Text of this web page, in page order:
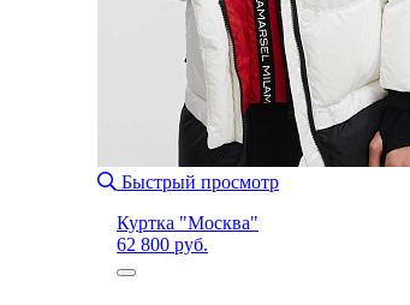
Быстрый просмотр
Куртка "Москва"
62 800 руб.